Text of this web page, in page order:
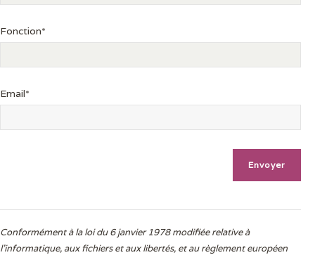
Fonction*
Email*
Conformément à la loi du 6 janvier 1978 modifiée relative à
l'informatique, aux fichiers et aux libertés, et au règlement européen